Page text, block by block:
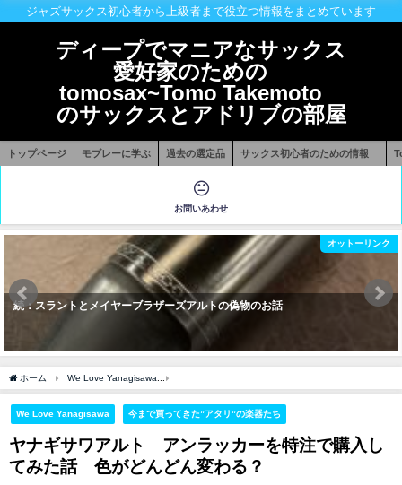
ジャズサックス初心者から上級者まで役立つ情報をまとめています
ディープでマニアなサックス
愛好家のための
tomosax~Tomo Takemoto
のサックスとアドリブの部屋
トップページ モブレーに学ぶ 過去の選定品 サックス初心者のための情報
お問いあわせ
オットーリンク
続：スラントとメイヤーブラザーズアルトの偽物のお話
ホーム We Love Yanagisawa
We Love Yanagisawa 今まで買ってきた”アタリ”の楽器たち
ヤナギサワアルト アンラッカーを特注で購入し
てみた話 色がどんどん変わる？